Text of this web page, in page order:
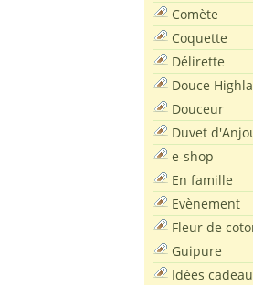
Comète
Coquette
Délirette
Douce
Douceur
Duvet
e-shop
En famille
Evènement
Fleur de
Guipure
Idées